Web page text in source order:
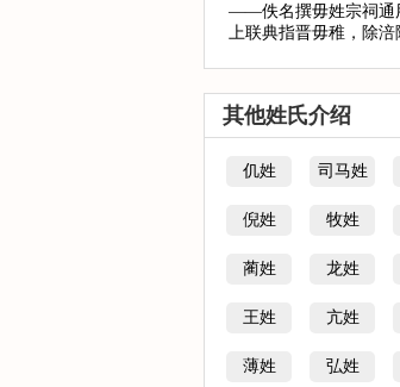
——佚名撰毋姓宗祠通
上联典指晋毋稚，除涪
其他姓氏介绍
仉姓 司马姓
倪姓 牧姓
蔺姓 龙姓
王姓 亢姓
薄姓 弘姓